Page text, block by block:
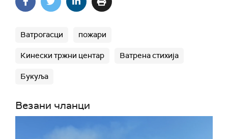
Ватрогасци пожари
Кинески тржни центар Ватрена стихија
Букуља
Везани чланци